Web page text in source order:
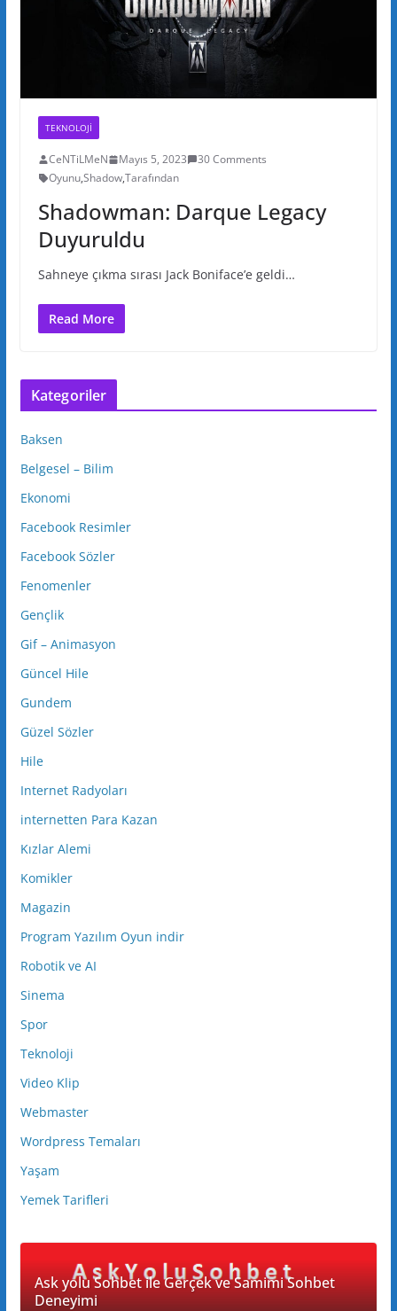
TEKNOLOJI
CeNTiLMeN Mayıs 5, 2023
30 Comments
Oyunu,Shadow,Tarafından
Shadowman: Darque Legacy
Duyuruldu
Sahneye çıkma sırası Jack Boniface’e geldi…
Read More
Kategoriler
Baksen
Belgesel – Bilim
Ekonomi
Facebook Resimler
Facebook Sözler
Fenomenler
Gençlik
Gif – Animasyon
Güncel Hile
Gundem
Güzel Sözler
Hile
Internet Radyoları
internetten Para Kazan
Kızlar Alemi
Komikler
Magazin
Program Yazılım Oyun indir
Robotik ve AI
Sinema
Spor
Teknoloji
Video Klip
Webmaster
Wordpress Temaları
Yaşam
Yemek Tarifleri
Ask yolu Sohbet ile Gerçek ve Samimi Sohbet
Deneyimi